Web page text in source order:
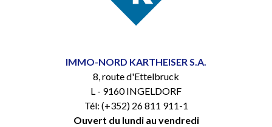
IMMO-NORD KARTHEISER S.A.
8, route d'Ettelbruck
L - 9160 INGELDORF
Tél: (+352) 26 811 911-1
Ouvert du lundi au vendredi